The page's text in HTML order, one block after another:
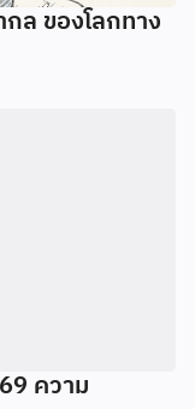
ล ของโลกทาง
ความ